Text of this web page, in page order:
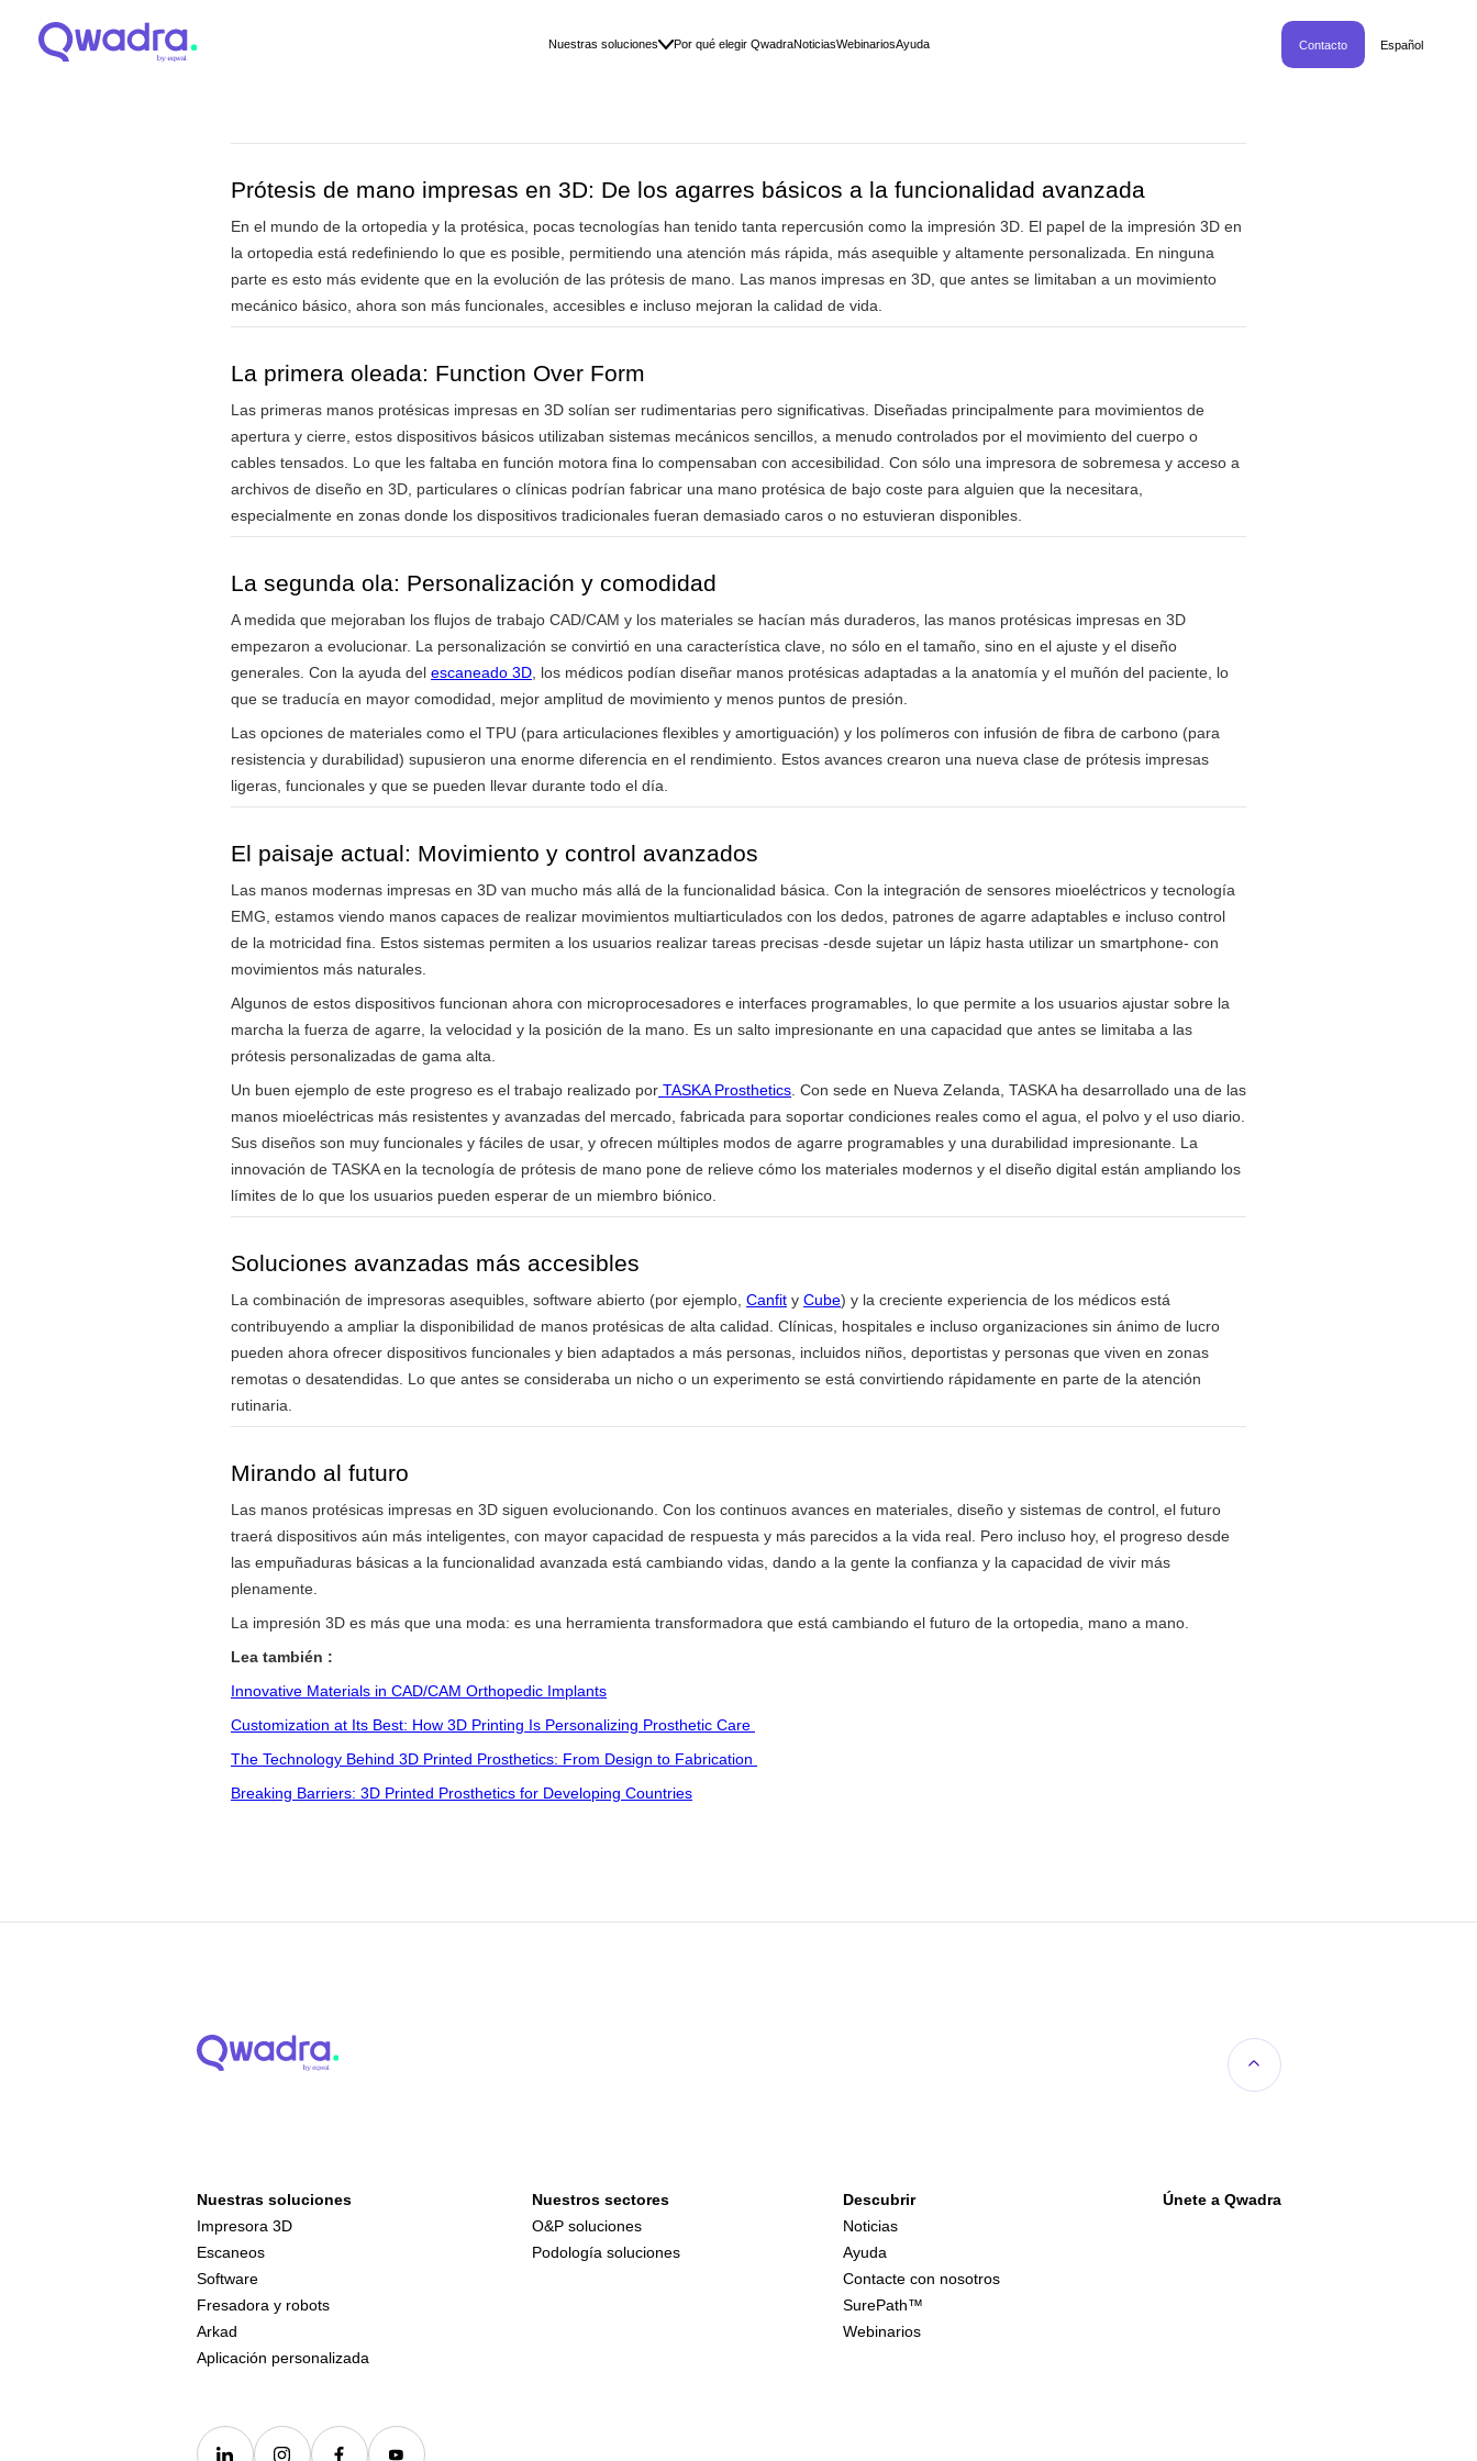
Nuestras soluciones Por qué elegir QwadraNoticiasWebinariosAyuda Contacto Español
Prótesis de mano impresas en 3D: De los agarres básicos a la funcionalidad avanzada
En el mundo de la ortopedia y la protésica, pocas tecnologías han tenido tanta repercusión como la impresión 3D. El papel de la impresión 3D en
la ortopedia está redefiniendo lo que es posible, permitiendo una atención más rápida, más asequible y altamente personalizada. En ninguna
parte es esto más evidente que en la evolución de las prótesis de mano. Las manos impresas en 3D, que antes se limitaban a un movimiento
mecánico básico, ahora son más funcionales, accesibles e incluso mejoran la calidad de vida.
La primera oleada: Function Over Form
Las primeras manos protésicas impresas en 3D solían ser rudimentarias pero significativas. Diseñadas principalmente para movimientos de
apertura y cierre, estos dispositivos básicos utilizaban sistemas mecánicos sencillos, a menudo controlados por el movimiento del cuerpo o
cables tensados. Lo que les faltaba en función motora fina lo compensaban con accesibilidad. Con sólo una impresora de sobremesa y acceso a
archivos de diseño en 3D, particulares o clínicas podrían fabricar una mano protésica de bajo coste para alguien que la necesitara,
especialmente en zonas donde los dispositivos tradicionales fueran demasiado caros o no estuvieran disponibles.
La segunda ola: Personalización y comodidad
A medida que mejoraban los flujos de trabajo CAD/CAM y los materiales se hacían más duraderos, las manos protésicas impresas en 3D
empezaron a evolucionar. La personalización se convirtió en una característica clave, no sólo en el tamaño, sino en el ajuste y el diseño
generales. Con la ayuda del escaneado 3D , los médicos podían diseñar manos protésicas adaptadas a la anatomía y el muñón del paciente, lo
que se traducía en mayor comodidad, mejor amplitud de movimiento y menos puntos de presión.
Las opciones de materiales como el TPU (para articulaciones flexibles y amortiguación) y los polímeros con infusión de fibra de carbono (para
resistencia y durabilidad) supusieron una enorme diferencia en el rendimiento. Estos avances crearon una nueva clase de prótesis impresas
ligeras, funcionales y que se pueden llevar durante todo el día.
El paisaje actual: Movimiento y control avanzados
Las manos modernas impresas en 3D van mucho más allá de la funcionalidad básica. Con la integración de sensores mioeléctricos y tecnología
EMG, estamos viendo manos capaces de realizar movimientos multiarticulados con los dedos, patrones de agarre adaptables e incluso control
de la motricidad fina. Estos sistemas permiten a los usuarios realizar tareas precisas -desde sujetar un lápiz hasta utilizar un smartphone- con
movimientos más naturales.
Algunos de estos dispositivos funcionan ahora con microprocesadores e interfaces programables, lo que permite a los usuarios ajustar sobre la
marcha la fuerza de agarre, la velocidad y la posición de la mano. Es un salto impresionante en una capacidad que antes se limitaba a las
prótesis personalizadas de gama alta.
Un buen ejemplo de este progreso es el trabajo realizado por TASKA Prosthetics . Con sede en Nueva Zelanda, TASKA ha desarrollado una de las
manos mioeléctricas más resistentes y avanzadas del mercado, fabricada para soportar condiciones reales como el agua, el polvo y el uso diario.
Sus diseños son muy funcionales y fáciles de usar, y ofrecen múltiples modos de agarre programables y una durabilidad impresionante. La
innovación de TASKA en la tecnología de prótesis de mano pone de relieve cómo los materiales modernos y el diseño digital están ampliando los
límites de lo que los usuarios pueden esperar de un miembro biónico.
Soluciones avanzadas más accesibles
La combinación de impresoras asequibles, software abierto (por ejemplo, Canfit y Cube) y la creciente experiencia de los médicos está
contribuyendo a ampliar la disponibilidad de manos protésicas de alta calidad. Clínicas, hospitales e incluso organizaciones sin ánimo de lucro
pueden ahora ofrecer dispositivos funcionales y bien adaptados a más personas, incluidos niños, deportistas y personas que viven en zonas
remotas o desatendidas. Lo que antes se consideraba un nicho o un experimento se está convirtiendo rápidamente en parte de la atención
rutinaria.
Mirando al futuro
Las manos protésicas impresas en 3D siguen evolucionando. Con los continuos avances en materiales, diseño y sistemas de control, el futuro
traerá dispositivos aún más inteligentes, con mayor capacidad de respuesta y más parecidos a la vida real. Pero incluso hoy, el progreso desde
las empuñaduras básicas a la funcionalidad avanzada está cambiando vidas, dando a la gente la confianza y la capacidad de vivir más
plenamente.
La impresión 3D es más que una moda: es una herramienta transformadora que está cambiando el futuro de la ortopedia, mano a mano.
Lea también :
Innovative Materials in CAD/CAM Orthopedic Implants
Customization at Its Best: How 3D Printing Is Personalizing Prosthetic Care
The Technology Behind 3D Printed Prosthetics: From Design to Fabrication
Breaking Barriers: 3D Printed Prosthetics for Developing Countries
Nuestras soluciones
Impresora 3D
Escaneos
Software
Fresadora y robots
Arkad
Aplicación personalizada
Nuestros sectores
O&P soluciones
Podología soluciones
Descubrir
Noticias
Ayuda
Contacte con nosotros
SurePath™
Webinarios
Únete a Qwadra